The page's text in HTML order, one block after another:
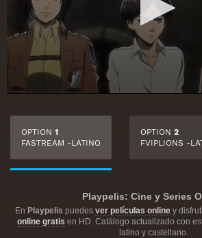
OPTION 1
FASTREAM -LATINO
OPTION 2
FVIPLIONS -
Playpelis: Cine y Series
En Playpelis puedes ver películas onliney
online gratis en HD. Catálogo actualizado con
latino y castellano.